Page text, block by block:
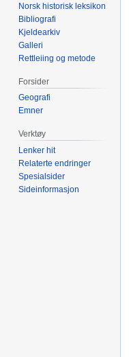
Norsk historisk leksikon
Bibliografi
Kjeldearkiv
Galleri
Rettleiing og metode
Forsider
Geografi
Emner
Verktøy
Lenker hit
Relaterte endringer
Spesialsider
Sideinformasjon